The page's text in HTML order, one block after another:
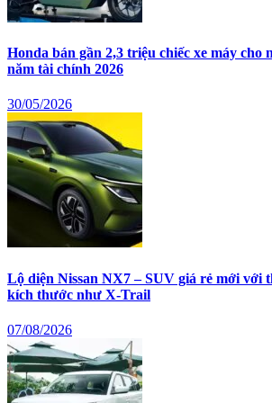
Honda bán gần 2,3 triệu chiếc xe máy cho
năm tài chính 2026
30/05/2026
Lộ diện Nissan NX7 – SUV giá rẻ mới với
kích thước như X-Trail
07/08/2026